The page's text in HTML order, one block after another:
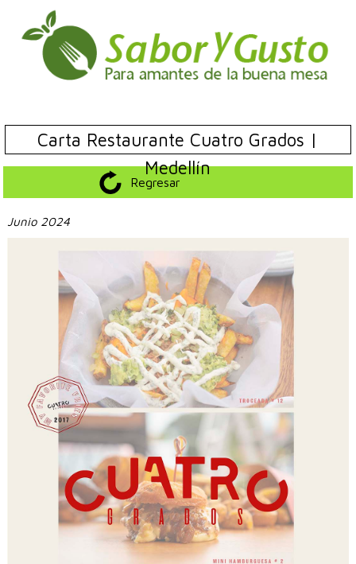
Carta Restaurante Cuatro Grados |
Medellín
Regresar
Junio 2024